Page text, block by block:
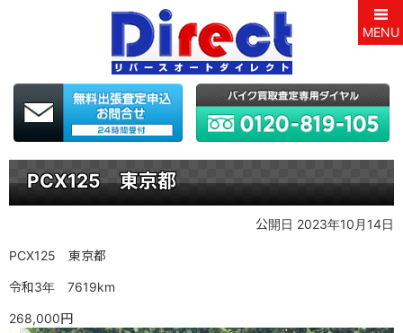
MENU
PCX125 東京都
公開日 2023年10月14日
PCX125 東京都
令和3年 7619km
268,000円